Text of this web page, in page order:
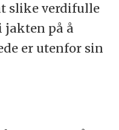
slike verdifulle
på å
er utenfor sin